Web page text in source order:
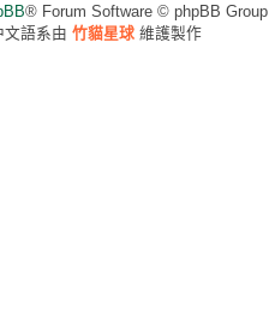
® Forum Software © phpBB Group
文語系由 竹貓星球維護製作